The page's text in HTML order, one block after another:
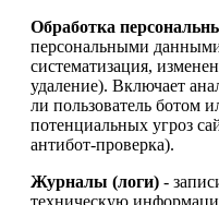
Обработка
персональными
систематизация,
удаление). Включает
ли пользователь ботом
потенциальных угроз
антибот-проверка).
Журналы (логи) -
техническую